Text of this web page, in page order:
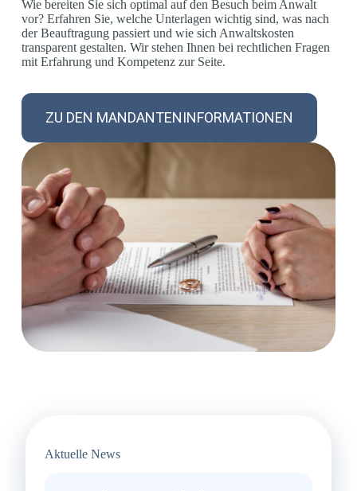
Wie bereiten Sie sich optimal auf den Besuch beim Anwalt
vor? Erfahren Sie, welche Unterlagen wichtig sind, was nach
der Beauftragung passiert und wie sich Anwaltskosten
transparent gestalten. Wir stehen Ihnen bei rechtlichen Fragen
mit Erfahrung und Kompetenz zur Seite.
ZU DEN MANDANTENINFORMATIONEN
Aktuelle News